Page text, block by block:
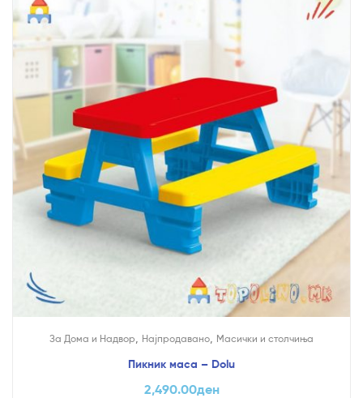
За Дома и Надвор, Најпродавано, Mасички и столчиња
Пикник маса – Dolu
2,490.00ден